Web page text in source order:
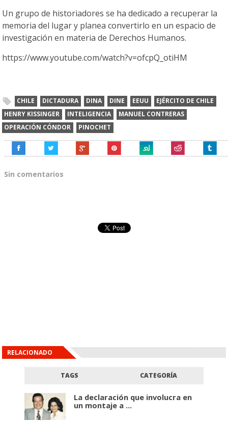
Un grupo de historiadores se ha dedicado a recuperar la
memoria del lugar y planea convertirlo en un espacio de
investigación en materia de Derechos Humanos.
https://www.youtube.com/watch?v=ofcpQ_otiHM
CHILE DICTADURA DINA DINE EEUU
EJÉRCITO DE CHILE
HENRY KISSINGER
INTELIGENCIA
MANUEL CONTRERAS
OPERACIÓN CÓNDOR
PINOCHET
Sin comentarios
RELACIONADO
TAGS CATEGORÍA
La declaración que involucra en
un montaje a ...